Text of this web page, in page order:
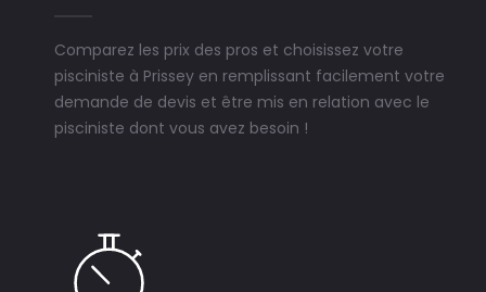
Comparez les prix des pros et choisissez votre
pisciniste à Prissey en remplissant facilement votre
demande de devis et être mis en relation avec le
pisciniste dont vous avez besoin !